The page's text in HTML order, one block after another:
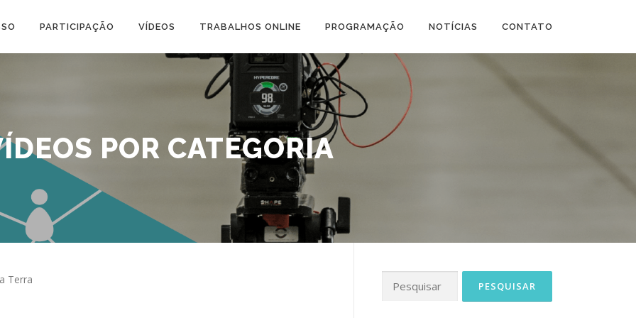
PARTICIPAÇÃO VÍDEOS TRABALHOS ONLINE PROGRAMAÇÃO NOTÍCIAS CONTATO
POR CATEGORIA
Terra
por: